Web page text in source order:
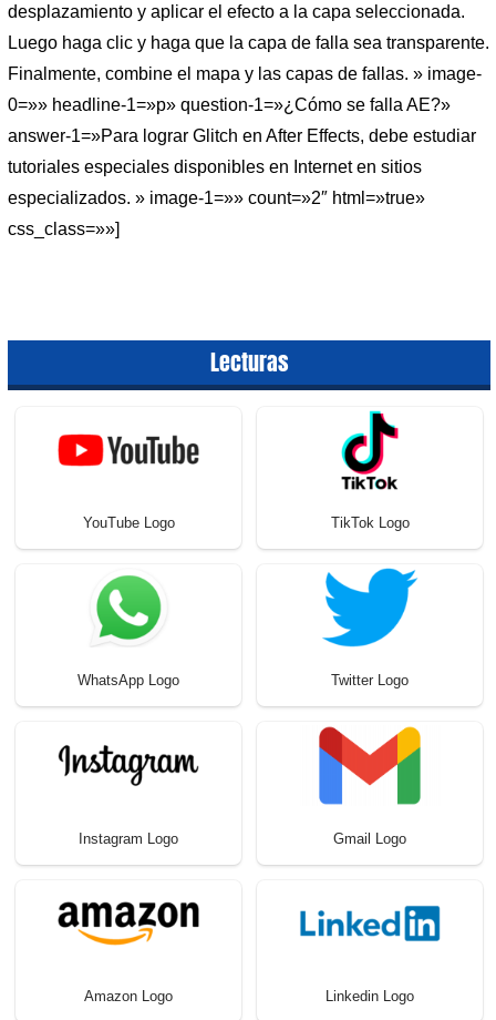
desplazamiento y aplicar el efecto a la capa seleccionada.
Luego haga clic y haga que la capa de falla sea transparente.
Finalmente, combine el mapa y las capas de fallas. » image-
0=»» headline-1=»p» question-1=»¿Cómo se falla AE?»
answer-1=»Para lograr Glitch en After Effects, debe estudiar
tutoriales especiales disponibles en Internet en sitios
especializados. » image-1=»» count=»2″ html=»true»
css_class=»»]
Lecturas
YouTube Logo TikTok Logo
WhatsApp Logo Twitter Logo
Instagram Logo Gmail Logo
Amazon Logo Linkedin Logo